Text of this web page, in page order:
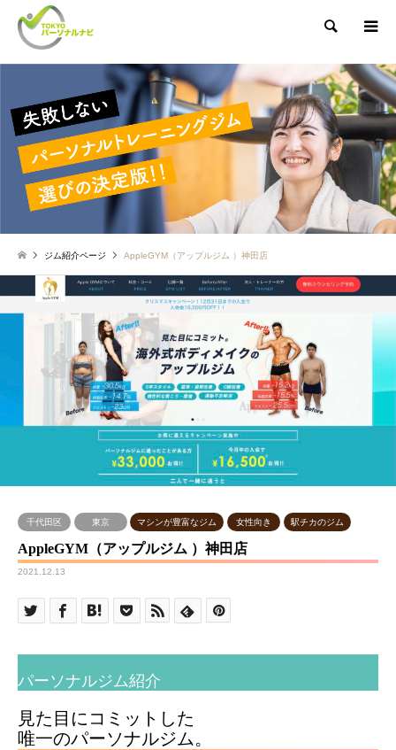
検索
ジム紹介ページ AppleGYM（アップルジム ）神田店
千代田区 東京 マシンが豊富なジム 女性向き 駅チカのジム
AppleGYM（アップルジム ）神田店
2021.12.13
パーソナルジム紹介
見た目にコミットした
唯一のパーソナルジム。